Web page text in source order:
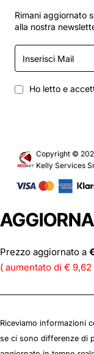
Rimani aggiornato
alla nostra
Inserisci
Mail
Ho letto e
Copyright ©
Kelly Services
Prezzo aggiornato a
( aumentato di € 9,62
Riceviamo informazioni
se ci sono differenze di